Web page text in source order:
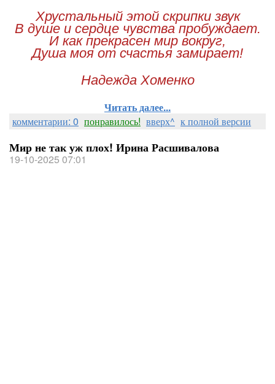
Хрустальный этой скрипки звук
В душе и сердце чувства пробуждает.
И как прекрасен мир вокруг,
Душа моя от счастья замирает!
Надежда Хоменко
Читать далее...
комментарии: 0 понравилось! вверх^ к полной версии
Мир не так уж плох! Ирина Расшивалова
19-10-2025 07:01